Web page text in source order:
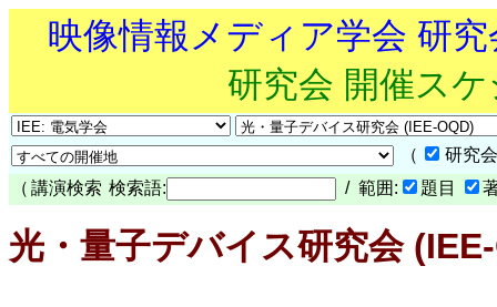
映像情報メディア学会 研
研究会 開催ス
（
研究
（ 講演検索 検索語: / 範囲: 題目
光・量子デバイス研究会